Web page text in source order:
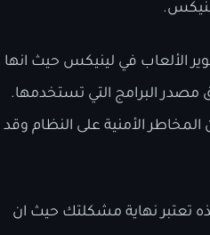
الألعاب في لينيكس حيث انها
البرامج التي تستخدمها.
الأمنية على النظام وقد
تعتبر نهاية مشكلتك حيث ان